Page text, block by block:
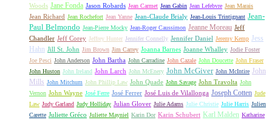
Woods Jane Fonda Jason Robards Jean Carmet Jean Gabin Jean Lefebvre Jean Marais
Jean Richard Jean Rochefort Jean Yanne Jean-Claude Brialy Jean-Louis Trintignant Jean-
Paul Belmondo Jean-Pierre Mocky Jean-Roger Caussimon Jeanne Moreau Jeff
Chandler Jeff Corey Jeffrey Hunter Jennifer Connelly Jennifer Daniel Jeremy Kemp Jess
Hahn Jill St. John Jim Brown Jim Carrey Joanna Barnes Joanne Whalley Jodie Foster
Joe Pesci John Anderson John Bartha John Carradine John Cazale John Doucette John Fraser
John Huston John Ireland John Larch John McEnery John McGiver John McIntire John
Mills John Mitchum John Phillip Law John Quade John Savage John Travolta John
Vernon John Wayne José Ferre José Ferrer José Luis de Vilallonga Joseph Cotten Jude
Law Judy Garland Judy Holliday Julian Glover Julie Adams Julie Christie Julie Harris Julien
Carette Juliette Gréco Juliette Mayniel Karin Dor Karin Schubert Karl Malden Katharine